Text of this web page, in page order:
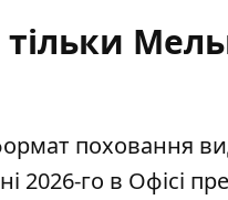
поховання
2026-го в Офісі